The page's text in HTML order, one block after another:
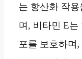
는 항산화 작
며, 비타민 E는
포를 보호하며